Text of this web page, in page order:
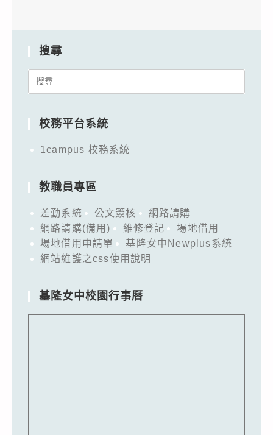
搜尋
Search
校務平台系統
1campus 校務系統
教職員專區
差勤系統 公文簽核
網路請購
網路請購(備用)
維修登記
場地借用
場地借用申請單
基隆女中Newplus系統
網站維護之css使用說明
基隆女中校園行事曆